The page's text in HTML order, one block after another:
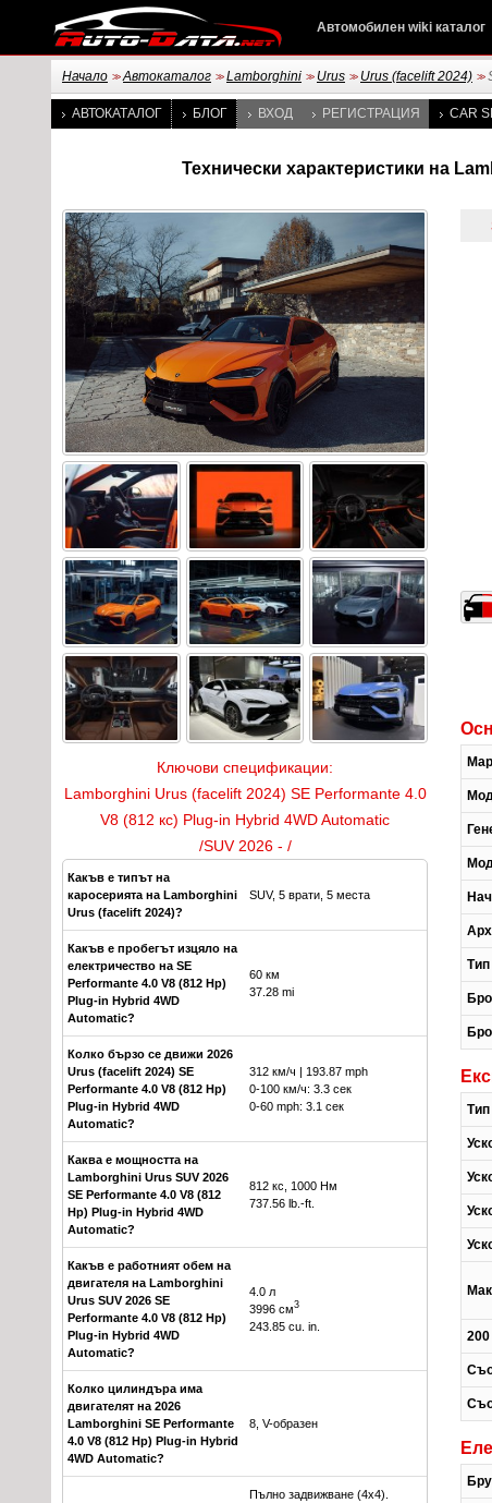
Автомобилен wiki каталог
Начало >> Автокаталог >> Lamborghini >> Urus >> Urus (facelift 2024) >>
АВТОКАТАЛОГ БЛОГ ВХОД РЕГИСТРАЦИЯ CAR
Технически характеристики на
Ключови спецификации:
Lamborghini Urus (facelift 2024) SE Performante 4.0
V8 (812 кс) Plug-in Hybrid 4WD Automatic
/SUV 2026 - /
Какъв е типът на
каросерията на Lamborghini
Urus (facelift 2024)?
SUV, 5 врати, 5 места
Какъв е пробегът изцяло на
електричество на SE
Performante 4.0 V8 (812 Hp)
Plug-in Hybrid 4WD
Automatic?
60 км
37.28 mi
Колко бързо се движи 2026
Urus (facelift 2024) SE
Performante 4.0 V8 (812 Hp)
Plug-in Hybrid 4WD
Automatic?
312 км/ч | 193.87 mph
0-100 км/ч: 3.3 сек
0-60 mph: 3.1 сек
Каква е мощността на
Lamborghini Urus SUV 2026
SE Performante 4.0 V8 (812
Hp) Plug-in Hybrid 4WD
Automatic?
812 кс, 1000 Нм
737.56 lb.-ft.
Какъв е работният обем на
двигателя на Lamborghini
Urus SUV 2026 SE
Performante 4.0 V8 (812 Hp)
Plug-in Hybrid 4WD
Automatic?
4.0 л
3996 см3
243.85 cu. in.
Колко цилиндъра има
двигателят на 2026
Lamborghini SE Performante
4.0 V8 (812 Hp) Plug-in Hybrid
4WD Automatic?
8, V-образен
Пълно задвижване (4x4).
Тип
Тип
200